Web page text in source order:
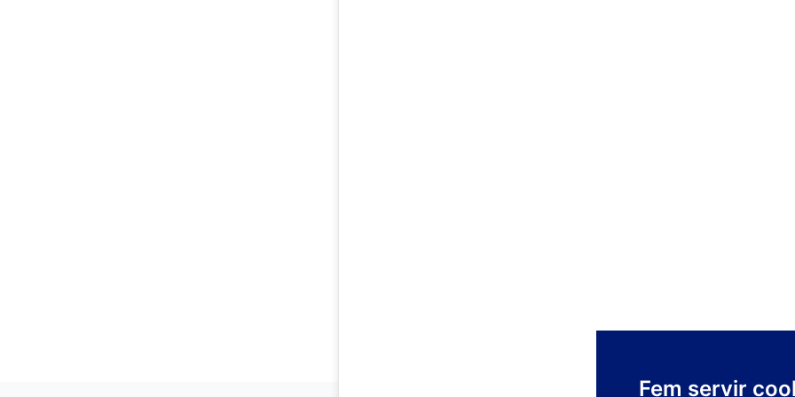
Fem servir